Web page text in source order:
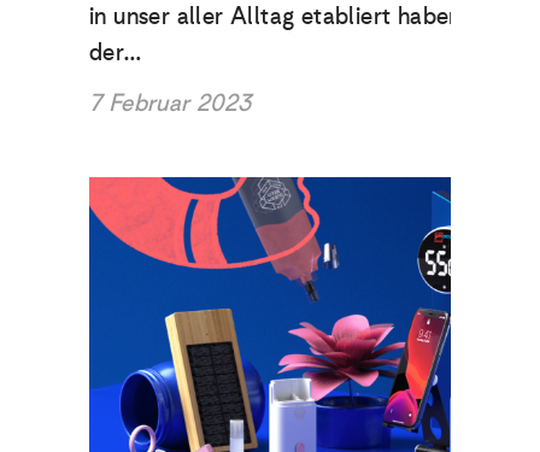
in unser aller Alltag etabliert haben. In
der…
7 Februar 2023